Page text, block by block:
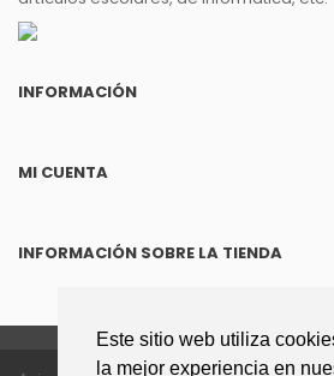
Este sitio web utiliza
la mejor experiencia en
INFORMACIÓN
MI CUENTA
INFORMACIÓN SOBRE LA TIENDA